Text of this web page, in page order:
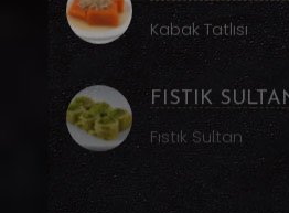
Kabak Tatlısı
FISTIK SULTAN
Fıstık Sultan